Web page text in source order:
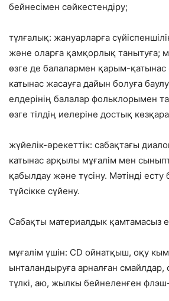
бейнесімен сәйкестендіру;
түлғалық: жануарларға
және оларға қамқорлық танытуға;
өзге де балалармен қарым-қатынас
катынас жасауға дайын болуға
елдерінің балалар фольклорымен
өзге тілдің иелеріне достық
жүйелік-әрекеттік: сабақтағы
катынас арқылы мұғалім мен
қабылдау және түсіну. Мәтінді есту
түйсікке сүйену.
Сабақты материалдык қамтамасыз
мұғалім үшін: CD ойнатқыш, оқу
ынталандыруға арналған смайлдар,
түлкі, аю, жылкы бейнеленғен